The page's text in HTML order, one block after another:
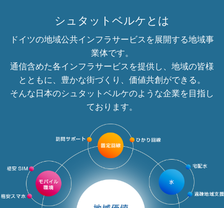
シュタットベルケとは
ドイツの地域公共インフラサービスを展開する地域事
業体です。
通信含めた各インフラサービスを提供し、地域の皆様
とともに、豊かな街づくり、価値共創ができる。
そんな日本のシュタットベルケのような企業を目指し
ております。